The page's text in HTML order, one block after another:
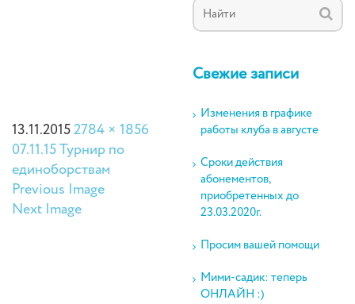
13.11.20152784 × 1856
07.11.15 Турнир по
единоборствам
Previous Image
Next Image
Свежие записи
Изменения в графике
работы клуба в августе
Сроки действия
абонементов,
приобретенных до
23.03.2020г.
Просим вашей помощи
Мими-садик: теперь
ОНЛАЙН :)